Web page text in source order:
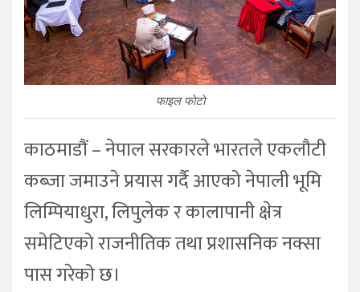
फाइल फाेटाे
काठमाडौं – नेपाल सरकारले भारतले एकलौटी
कब्जा जमाउने प्रयास गर्दै आएको नेपाली भूमि
लिम्पियाधुरा, लिपुलेक र कालापानी क्षेत्र
समेटिएको राजनीतिक तथा प्रशासनिक नक्सा
पास गरेको छ।